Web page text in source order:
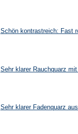
Schön kontrastreich: Fast
Sehr klarer Rauchquarz
Sehr klarer Fadenquarz